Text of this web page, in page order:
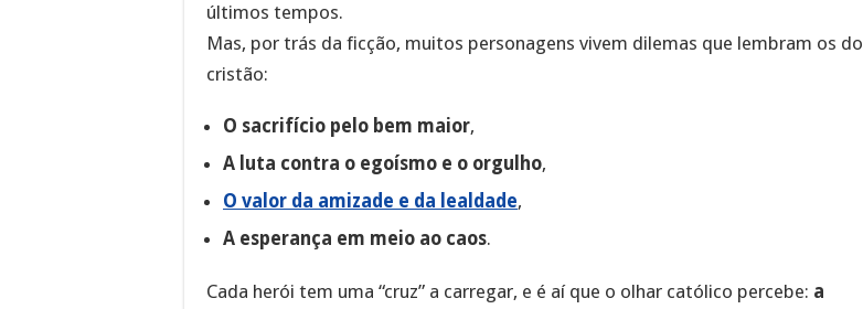
últimos tempos.
Mas, por trás da ficção, muitos personagens vivem dilemas que lembram os do
cristão:
O sacrifício pelo bem maior,
A luta contra o egoísmo e o orgulho,
O valor da amizade e da lealdade,
A esperança em meio ao caos.
Cada herói tem uma “cruz” a carregar, e é aí que o olhar católico percebe: a